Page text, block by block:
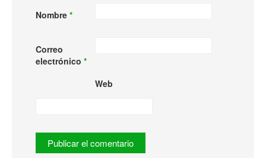
Nombre *
Correo
electrónico *
Web